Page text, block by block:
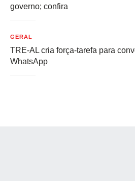
governo; confira
GERAL
TRE-AL cria força-tarefa para
WhatsApp